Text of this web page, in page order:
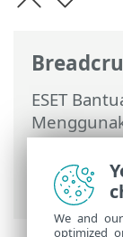
ESET
Fitur ESET
Theft>
tersedia
We and
optimized